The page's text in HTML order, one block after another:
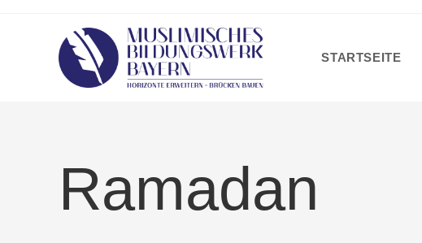
STARTSEITE
Ramadan